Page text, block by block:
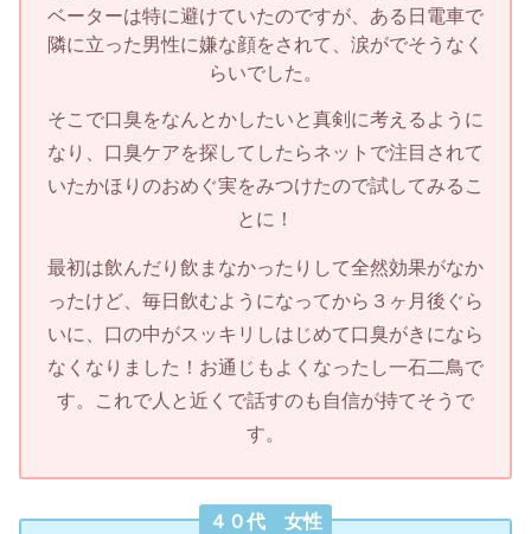
ベーターは特に避けていたのですが、ある日電車で
隣に立った男性に嫌な顔をされて、涙がでそうなく
らいでした。
そこで口臭をなんとかしたいと真剣に考えるように
なり、口臭ケアを探してしたらネットで注目されて
いたかほりのおめぐ実をみつけたので試してみるこ
とに！
最初は飲んだり飲まなかったりして全然効果がなか
ったけど、毎日飲むようになってから３ヶ月後ぐら
いに、口の中がスッキリしはじめて口臭がきになら
なくなりました！お通じもよくなったし一石二鳥で
す。これで人と近くで話すのも自信が持てそうで
す。
４０代 女性